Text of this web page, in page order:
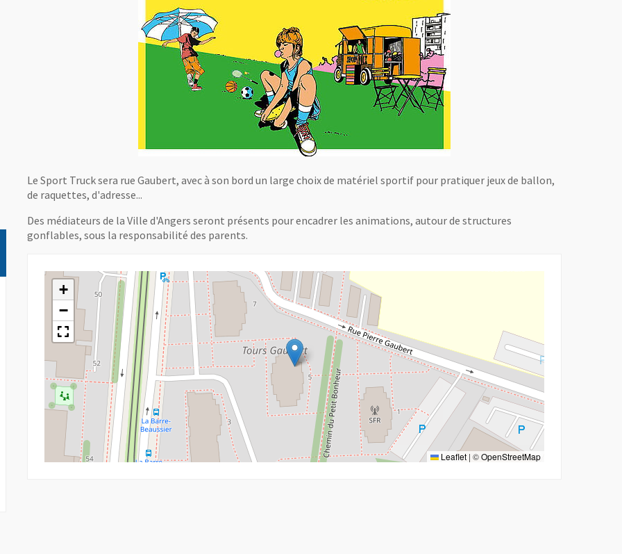
Le Sport Truck sera rue Gaubert, avec à son bord un large choix de matériel sportif pour pratiquer jeux de ballon,
de raquettes, d'adresse...
Des médiateurs de la Ville d'Angers seront présents pour encadrer les animations, autour de structures
gonflables, sous la responsabilité des parents.
+
−
Leaflet | ©OpenStreetMap